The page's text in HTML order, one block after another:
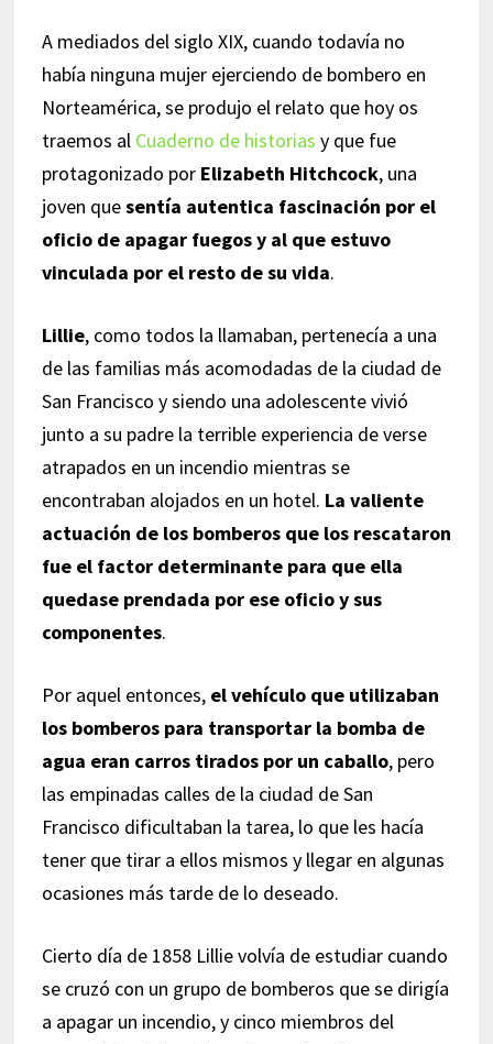
A mediados del siglo XIX, cuando todavía no
había ninguna mujer ejerciendo de bombero en
Norteamérica, se produjo el relato que hoy os
traemos al Cuaderno de historias y que fue
protagonizado por Elizabeth Hitchcock, una
joven quesentía autentica fascinación por el
oficio de apagar fuegos y al que estuvo
vinculada por el resto de su vida.
Lillie, como todos la llamaban, pertenecía a una
de las familias más acomodadas de la ciudad de
San Francisco y siendo una adolescente vivió
junto a su padre la terrible experiencia de verse
atrapados en un incendio mientras se
encontraban alojados en un hotel. La valiente
actuación de los bomberos que los rescataron
fue el factor determinante para que ella
quedase prendada por ese oficio y sus
componentes.
Por aquel entonces, el vehículo que utilizaban
los bomberos para transportar la bomba de
agua eran carros tirados por un caballo, pero
las empinadas calles de la ciudad de San
Francisco dificultaban la tarea, lo que les hacía
tener que tirar a ellos mismos y llegar en algunas
ocasiones más tarde de lo deseado.
Cierto día de 1858 Lillie volvía de estudiar cuando
se cruzó con un grupo de bomberos que se dirigía
a apagar un incendio, y cinco miembros del